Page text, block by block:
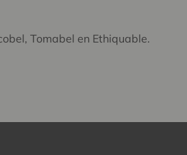
Tomabel en Ethiquable.